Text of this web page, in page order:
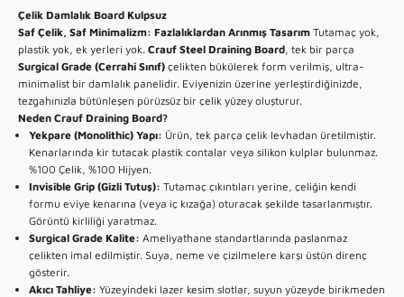
Çelik Damlalık Board Kulpsuz
Saf Çelik, Saf Minimalizm: Fazlalıklardan Arınmış Tasarım Tutamaç yok,
plastik yok, ek yerleri yok. Crauf Steel Draining Board, tek bir parça
Surgical Grade (Cerrahi Sınıf) çelikten bükülerek form verilmiş, ultra-
minimalist bir damlalık panelidir. Eviyenizin üzerine yerleştirdiğinizde,
tezgahınızla bütünleşen pürüzsüz bir çelik yüzey oluşturur.
Neden Crauf Draining Board?
Yekpare (Monolithic) Yapı: Ürün, tek parça çelik levhadan üretilmiştir.
Kenarlarında kir tutacak plastik contalar veya silikon kulplar bulunmaz.
%100 Çelik, %100 Hijyen.
Invisible Grip (Gizli Tutuş): Tutamaç çıkıntıları yerine, çeliğin kendi
formu eviye kenarına (veya iç kızağa) oturacak şekilde tasarlanmıştır.
Görüntü kirliliği yaratmaz.
Surgical Grade Kalite: Ameliyathane standartlarında paslanmaz
çelikten imal edilmiştir. Suya, neme ve çizilmelere karşı üstün direnç
gösterir.
Akıcı Tahliye: Yüzeyindeki lazer kesim slotlar, suyun yüzeyde birikmeden